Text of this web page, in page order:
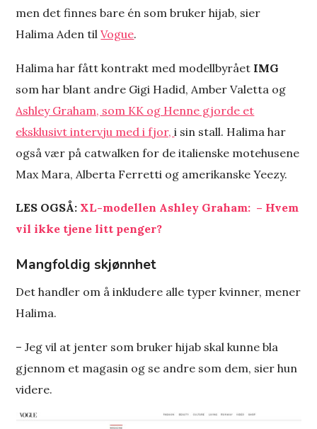
men det finnes bare én som bruker hijab, sier
Halima Aden tilVogue.
Halima har fått kontrakt med modellbyrået IMG
som har blant andre Gigi Hadid, Amber Valetta og
Ashley Graham, som KK og Henne gjorde et
eksklusivt intervju med i fjor,i sin stall. Halima har
også vær på catwalken for de italienske motehusene
Max Mara, Alberta Ferretti og amerikanske Yeezy.
LES OGSÅ: XL-modellen Ashley Graham: ­ – Hvem
vil ikke tjene litt penger?
Mangfoldig skjønnhet
Det handler om å inkludere alle typer kvinner, mener
Halima.
– Jeg vil at jenter som bruker hijab skal kunne bla
gjennom et magasin og se andre som dem, sier hun
videre.